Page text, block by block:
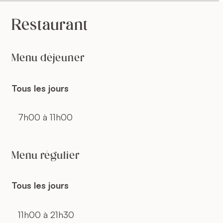
Restaurant
Menu déjeuner
Tous les jours
7h00 à 11h00
Menu régulier
Tous les jours
11h00 à 21h30